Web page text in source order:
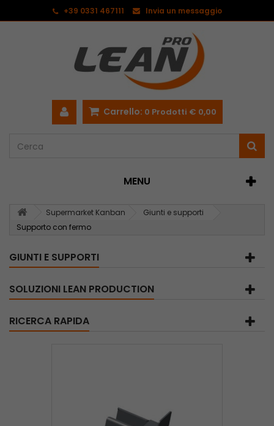
+39 0331 467111 Invia un messaggio
Carrello: 0 Prodotti € 0,00
MENU
Supermarket Kanban
Giunti e supporti
Supporto con fermo
GIUNTI E SUPPORTI
SOLUZIONI LEAN PRODUCTION
RICERCA RAPIDA